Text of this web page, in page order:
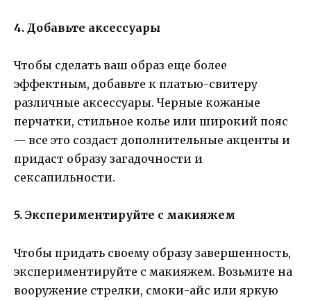
4. Добавьте аксессуары
Чтобы сделать ваш образ еще более
эффектным, добавьте к платью-свитеру
различные аксессуары. Черные кожаные
перчатки, стильное колье или широкий пояс
— все это создаст дополнительные акценты и
придаст образу загадочности и
сексапильности.
5. Экспериментируйте с макияжем
Чтобы придать своему образу завершенность,
экспериментируйте с макияжем. Возьмите на
вооружение стрелки, смоки-айс или яркую